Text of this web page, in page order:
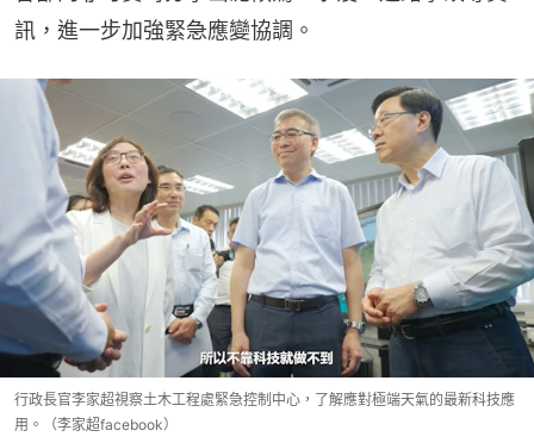
訊，進一步加強緊急應變協調。
行政長官李家超視察土木工程處緊急控制中心，了解應對極端天氣的最新科技應
用。（李家超facebook）